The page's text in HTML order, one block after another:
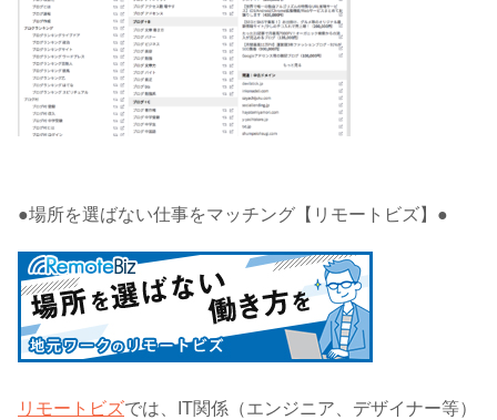
●場所を選ばない仕事をマッチング【リモートビズ】●
リモートビズでは、IT関係（エンジニア、デザイナー等）